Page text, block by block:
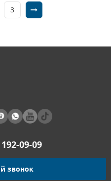
3
192-09-09
звонок